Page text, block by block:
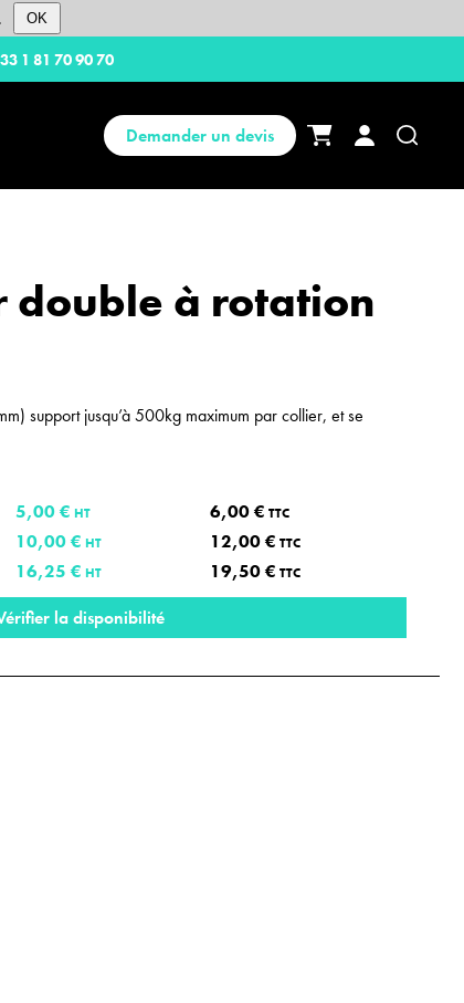
OK
1 81 70 90 70
Demander un devis
double à rotation
support jusqu’à 500kg maximum par collier, et se
5,00 € HT 6,00 € TTC
10,00 € HT 12,00 € TTC
16,25 € HT 19,50 € TTC
la disponibilité